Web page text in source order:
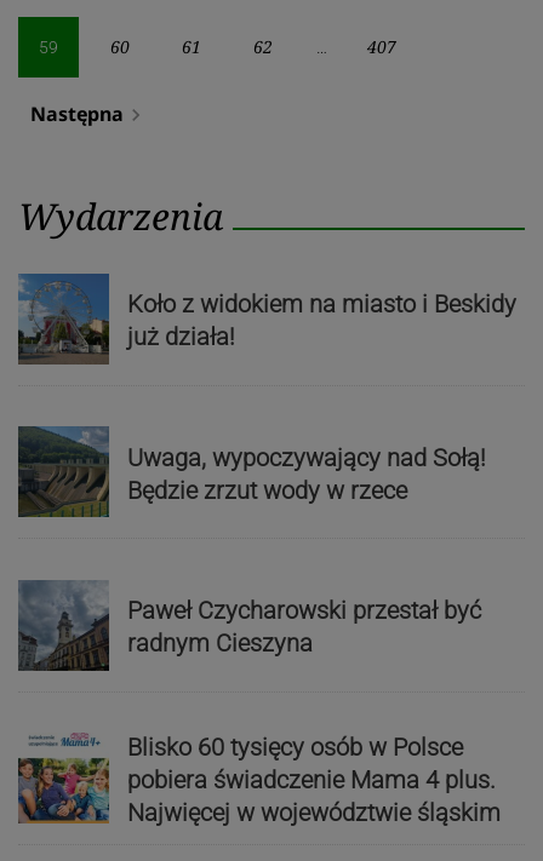
59 60 61 62 407
Następna navigate_next
Wydarzenia
Koło z widokiem na miasto i Beskidy
już działa!
Uwaga, wypoczywający nad Sołą!
Będzie zrzut wody w rzece
Paweł Czycharowski przestał być
radnym Cieszyna
Blisko 60 tysięcy osób w Polsce
pobiera świadczenie Mama 4 plus.
Najwięcej w województwie śląskim